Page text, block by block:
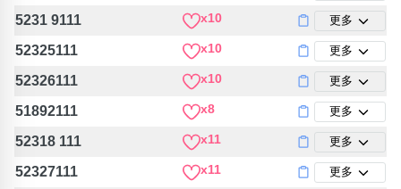
5231 9111 x10 更多
52325111 x10 更多
52326111 x10 更多
51892111 x8 更多
52318 111 x11 更多
52327111 x11 更多